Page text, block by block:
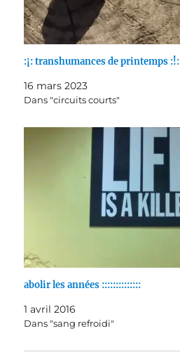
:¡: transhumances de printemps :!:
16 mars 2023
Dans "circuits courts"
abolir les années ::::::::::::::
1 avril 2016
Dans "sang refroidi"